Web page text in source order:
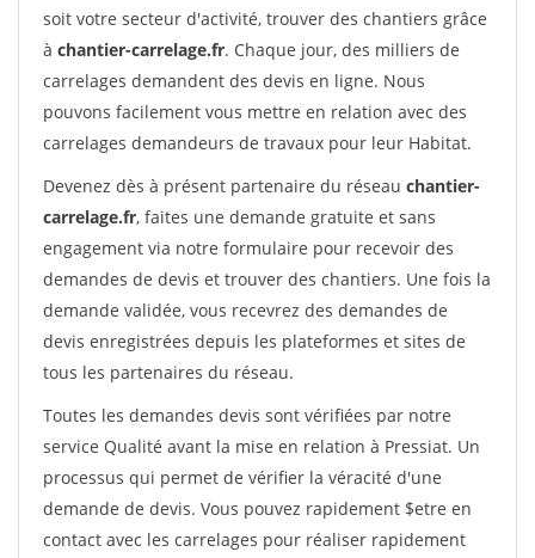
soit votre secteur d'activité, trouver des chantiers grâce
à chantier-carrelage.fr. Chaque jour, des milliers de
carrelages demandent des devis en ligne. Nous
pouvons facilement vous mettre en relation avec des
carrelages demandeurs de travaux pour leur Habitat.
Devenez dès à présent partenaire du réseau chantier-
carrelage.fr, faites une demande gratuite et sans
engagement via notre formulaire pour recevoir des
demandes de devis et trouver des chantiers. Une fois la
demande validée, vous recevrez des demandes de
devis enregistrées depuis les plateformes et sites de
tous les partenaires du réseau.
Toutes les demandes devis sont vérifiées par notre
service Qualité avant la mise en relation à Pressiat. Un
processus qui permet de vérifier la véracité d'une
demande de devis. Vous pouvez rapidement $etre en
contact avec les carrelages pour réaliser rapidement